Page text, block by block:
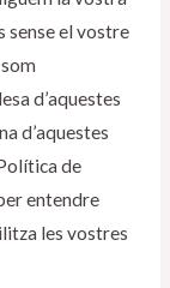
sense el vostre
d’aquestes
d’aquestes
de
entendre
les vostres